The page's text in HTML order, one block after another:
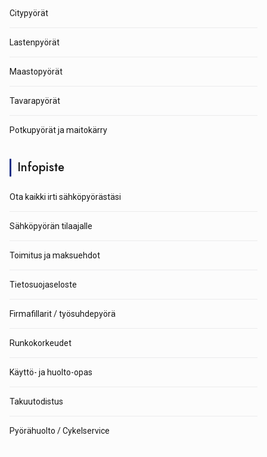
Citypyörät
Lastenpyörät
Maastopyörät
Tavarapyörät
Potkupyörät ja maitokärry
Infopiste
Ota kaikki irti sähköpyörästäsi
Sähköpyörän tilaajalle
Toimitus ja maksuehdot
Tietosuojaseloste
Firmafillarit / työsuhdepyörä
Runkokorkeudet
Käyttö- ja huolto-opas
Takuutodistus
Pyörähuolto / Cykelservice